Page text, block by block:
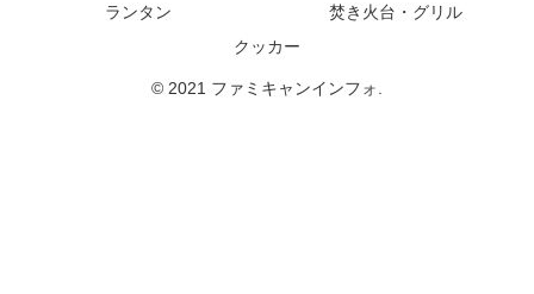
ランタン
焚き火台・グリル
クッカー
© 2021 ファミキャンインフォ.